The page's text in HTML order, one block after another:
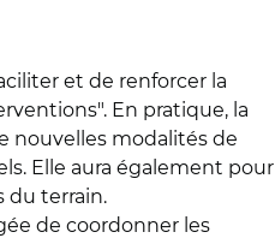
et de renforcer la
En pratique, la
nouvelles modalités de
Elle aura également pour
du terrain.
de coordonner les